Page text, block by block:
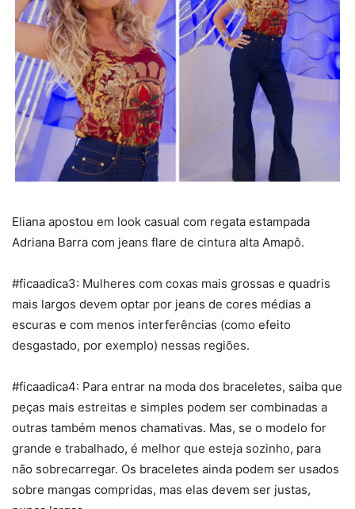
Eliana apostou em look casual com regata estampada
Adriana Barra com jeans flare de cintura alta Amapô.
#ficaadica3: Mulheres com coxas mais grossas e quadris
mais largos devem optar por jeans de cores médias a
escuras e com menos interferências (como efeito
desgastado, por exemplo) nessas regiões.
#ficaadica4: Para entrar na moda dos braceletes, saiba que
peças mais estreitas e simples podem ser combinadas a
outras também menos chamativas. Mas, se o modelo for
grande e trabalhado, é melhor que esteja sozinho, para
não sobrecarregar. Os braceletes ainda podem ser usados
sobre mangas compridas, mas elas devem ser justas,